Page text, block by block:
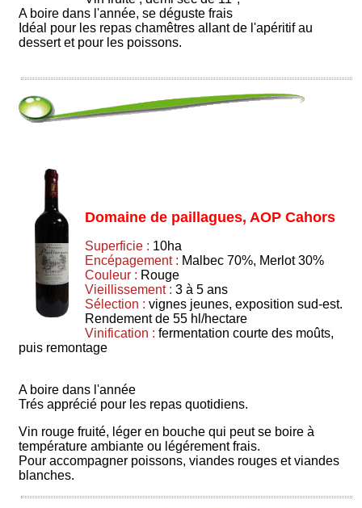
A boire dans l'année, se déguste frais
Idéal pour les repas chamêtres allant de l'apéritif au
dessert et pour les poissons.
Domaine de paillagues, AOP Cahors
Superficie : 10ha
Encépagement : Malbec 70%, Merlot 30%
Couleur : Rouge
Vieillissement : 3 à 5 ans
Sélection : vignes jeunes, exposition sud-est.
Rendement de 55 hl/hectare
Vinification : fermentation courte des moûts,
puis remontage
A boire dans l'année
Trés apprécié pour les repas quotidiens.
Vin rouge fruité, léger en bouche qui peut se boire à
température ambiante ou légérement frais.
Pour accompagner poissons, viandes rouges et viandes
blanches.